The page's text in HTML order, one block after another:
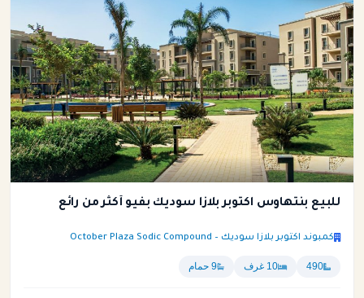
للبيع بنتهاوس اكتوبر بلازا سوديك بفيو أكثر من رائع
كمبوند اكتوبر بلازا سوديك – October Plaza Sodic Compound
490 10 غرف 9 حمام